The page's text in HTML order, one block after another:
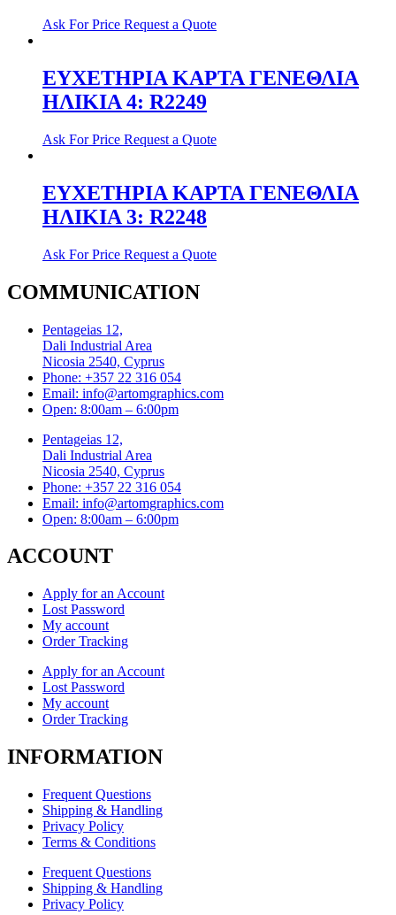
Ask For Price Request a Quote
ΕΥΧΕΤΗΡΙΑ ΚΑΡΤΑ ΓΕΝΕΘΛΙΑ
ΗΛΙΚΙΑ 4: R2249
Ask For Price Request a Quote
ΕΥΧΕΤΗΡΙΑ ΚΑΡΤΑ ΓΕΝΕΘΛΙΑ
ΗΛΙΚΙΑ 3: R2248
Ask For Price Request a Quote
COMMUNICATION
Pentageias 12,
Dali Industrial Area
Nicosia 2540, Cyprus
Phone: +357 22 316 054
Email: info@artomgraphics.com
Open: 8:00am – 6:00pm
Pentageias 12,
Dali Industrial Area
Nicosia 2540, Cyprus
Phone: +357 22 316 054
Email: info@artomgraphics.com
Open: 8:00am – 6:00pm
ACCOUNT
Apply for an Account
Lost Password
My account
Order Tracking
Apply for an Account
Lost Password
My account
Order Tracking
INFORMATION
Frequent Questions
Shipping & Handling
Privacy Policy
Terms & Conditions
Frequent Questions
Shipping & Handling
Privacy Policy